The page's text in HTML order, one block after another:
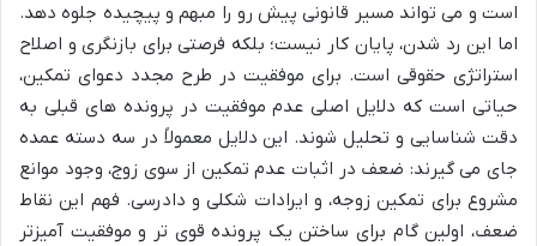
است و می تواند مسیر قانونی پیش رو را مبهم و پیچیده جلوه دهد.
اما این رد شدن، پایان کار نیست؛ بلکه فرصتی برای بازنگری و اصلاح
استراتژی حقوقی است. برای موفقیت در طرح مجدد دعوای تمکین،
حیاتی است که دلایل اصلی عدم موفقیت در پرونده های قبلی به
دقت شناسایی و تحلیل شوند. این دلایل معمولاً در سه دسته عمده
جای می گیرند: ضعف در اثبات عدم تمکین از سوی زوج، وجود موانع
مشروع برای تمکین زوجه، و ایرادات شکلی و دادرسی. فهم این نقاط
ضعف، اولین گام برای ساختن یک پرونده قوی تر و موفقیت آمیزتر